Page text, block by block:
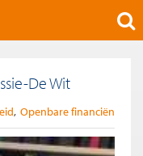
De Wit
Openbare financiën